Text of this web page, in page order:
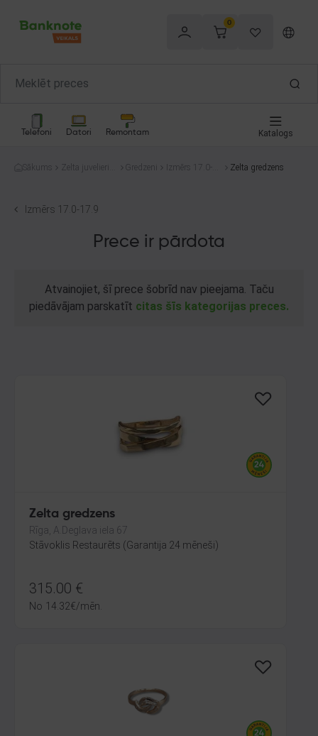
0
Telefoni Datori Remontam Katalogs
Sākums
Zelta juvelierizs
Gredzeni
Izmērs 17.0-1
Zelta gredzens
Izmērs 17.0-17.9
Prece ir pārdota
Atvainojiet, šī prece šobrīd nav pieejama. Taču
piedāvājam parskatīt citas šīs kategorijas preces.
Zelta gredzens
Rīga, A.Deglava iela 67
Stāvoklis Restaurēts (Garantija 24 mēneši)
315.00 €
No 14.32€/mēn.